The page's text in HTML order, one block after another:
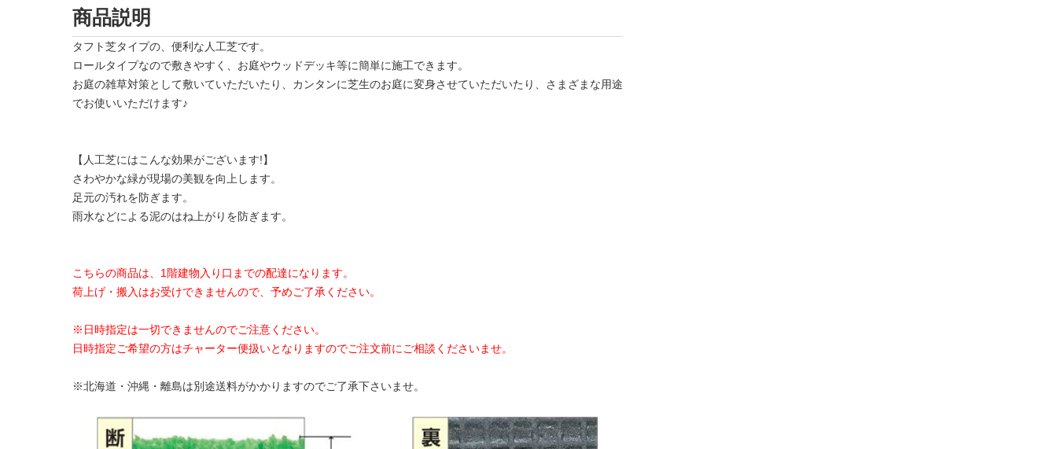
商品説明
タフト芝タイプの、便利な人工芝です。
ロールタイプなので敷きやすく、お庭やウッドデッキ等に簡単に施工できます。
お庭の雑草対策として敷いていただいたり、カンタンに芝生のお庭に変身させていただいたり、さまざまな用途
でお使いいただけます♪
【人工芝にはこんな効果がございます!】
さわやかな緑が現場の美観を向上します。
足元の汚れを防ぎます。
雨水などによる泥のはね上がりを防ぎます。
こちらの商品は、1階建物入り口までの配達になります。
荷上げ・搬入はお受けできませんので、予めご了承ください。
※日時指定は一切できませんのでご注意ください。
日時指定ご希望の方はチャーター便扱いとなりますのでご注文前にご相談くださいませ。
※北海道・沖縄・離島は別途送料がかかりますのでご了承下さいませ。